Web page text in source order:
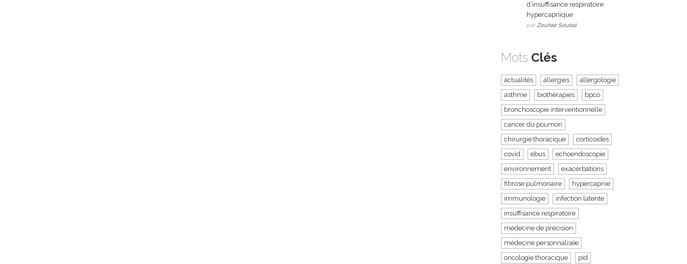
d’insuffisance respiratoire
hypercapnique
parZouhair Souissi
Mots Clés
actualités allergies
allergologie
asthme
biothérapies
bpco
bronchoscopie interventionnelle
cancer du poumon
chirurgie thoracique
corticoides
covid
ebus
echoendoscopie
environnement
exacerbations
fibrose pulmonaire
hypercapnie
immunologie
infection latente
insuffisance respiratoire
médecine de précision
médecine personnalisée
oncologie thoracique
pid